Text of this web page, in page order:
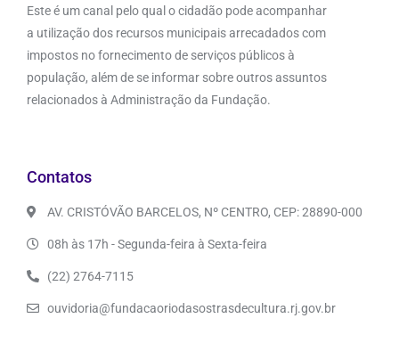
Este é um canal pelo qual o cidadão pode acompanhar
a utilização dos recursos municipais arrecadados com
impostos no fornecimento de serviços públicos à
população, além de se informar sobre outros assuntos
relacionados à Administração da Fundação.
Contatos
AV. CRISTÓVÃO BARCELOS, Nº CENTRO, CEP: 28890-000
08h às 17h - Segunda-feira à Sexta-feira
(22) 2764-7115
ouvidoria@fundacaoriodasostrasdecultura.rj.gov.br